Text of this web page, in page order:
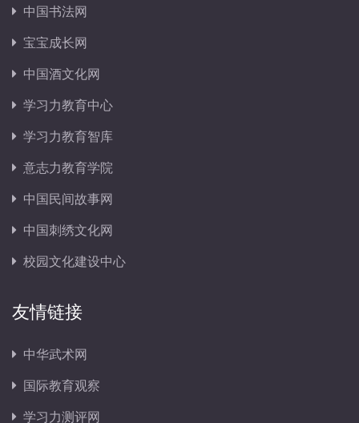
中国书法网
宝宝成长网
中国酒文化网
学习力教育中心
学习力教育智库
意志力教育学院
中国民间故事网
中国刺绣文化网
校园文化建设中心
友情链接
中华武术网
国际教育观察
学习力测评网